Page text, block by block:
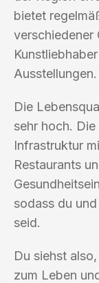
bietet
verschiedener
Ausstellungen.
Die
sehr hoch.
Infrastruktur
Restaurants
sodass du
seid.
Du siehst
zum Leben